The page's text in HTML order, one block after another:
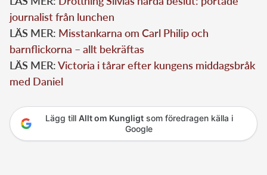
journalist från lunchen
LÄS MER: Misstankarna om Carl Philip och
barnflickorna – allt bekräftas
LÄS MER:Victoria i tårar efter kungens middagsbråk
med Daniel
Lägg till Allt om Kungligtsom föredragen källa i
Google